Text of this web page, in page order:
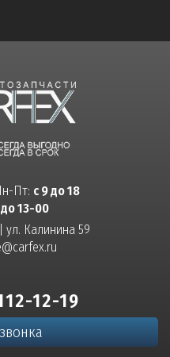
Пт: с 9 до 18
13-00
| ул. Калинина 59
12-19